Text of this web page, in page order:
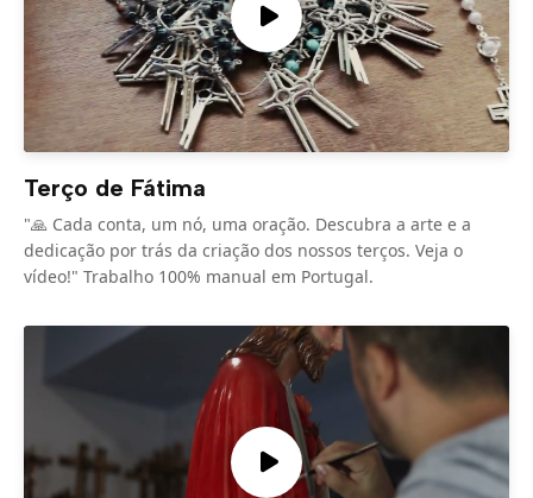
Terço de Fátima
"🙏 Cada conta, um nó, uma oração. Descubra a arte e a
dedicação por trás da criação dos nossos terços. Veja o
vídeo!" Trabalho 100% manual em Portugal.